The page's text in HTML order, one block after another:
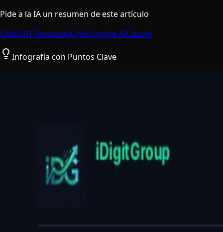
Pide a la IA un resumen de este artículo
ChatGPTPerplexityGrokGoogle AIClaude
Infografía con Puntos Clave